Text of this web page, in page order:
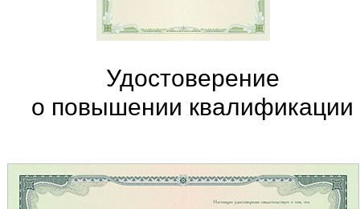
Удостоверение
о повышении квалификации